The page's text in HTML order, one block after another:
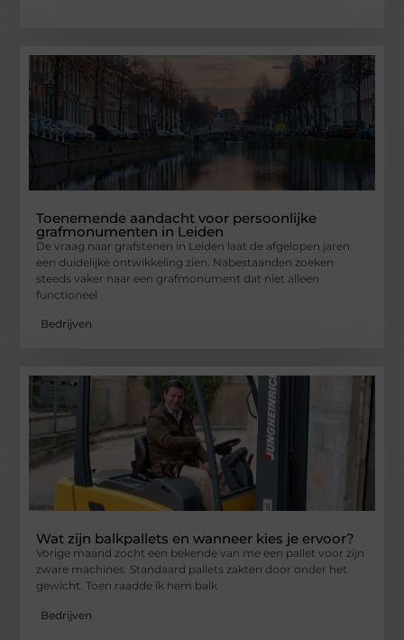
Toenemende aandacht voor persoonlijke
grafmonumenten in Leiden
De vraag naar grafstenen in Leiden laat de afgelopen jaren
een duidelijke ontwikkeling zien. Nabestaanden zoeken
steeds vaker naar een grafmonument dat niet alleen
functioneel
Bedrijven
Wat zijn balkpallets en wanneer kies je ervoor?
Vorige maand zocht een bekende van me een pallet voor zijn
zware machines. Standaard pallets zakten door onder het
gewicht. Toen raadde ik hem balk
Bedrijven